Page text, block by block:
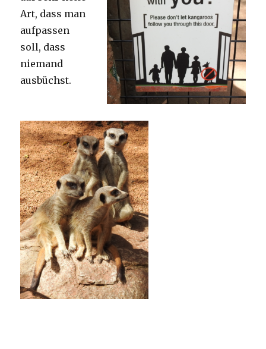
Art, dass man
aufpassen
soll, dass
niemand
ausbüchst.